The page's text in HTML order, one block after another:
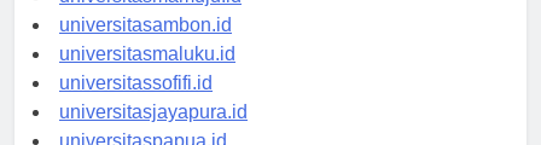
universitasmamuju.id
universitasambon.id
universitasmaluku.id
universitassofifi.id
universitasjayapura.id